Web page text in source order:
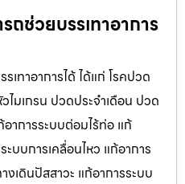
ถช่วยบรรเทาอาการ
เทาอาการได้ ได้แก่ โรคปวด
ไมเกรน ปวดประจําเดือน ปวด
าการระบบต่อมไร้ท่อ แก้
บบการเคลื่อนไหว แก้อาการ
เดินปัสสาวะ แก้อาการระบบ